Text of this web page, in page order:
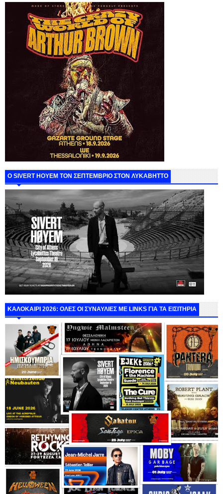
Ο SIVERT HOYEM ΤΟΝ ΣΕΠΤΕΜΒΡΙΟ ΣΤΟΝ ΛΥΚΑΒΗΤΤΟ
ΚΑΛΟΚΑΙΡΙ 2026: ΟΛΕΣ ΟΙ ΣΥΝΑΥΛΙΕΣ ΜΕ LINKS ΓΙΑ ΤΑ ΕΙΣΙΤΗΡΙΑ